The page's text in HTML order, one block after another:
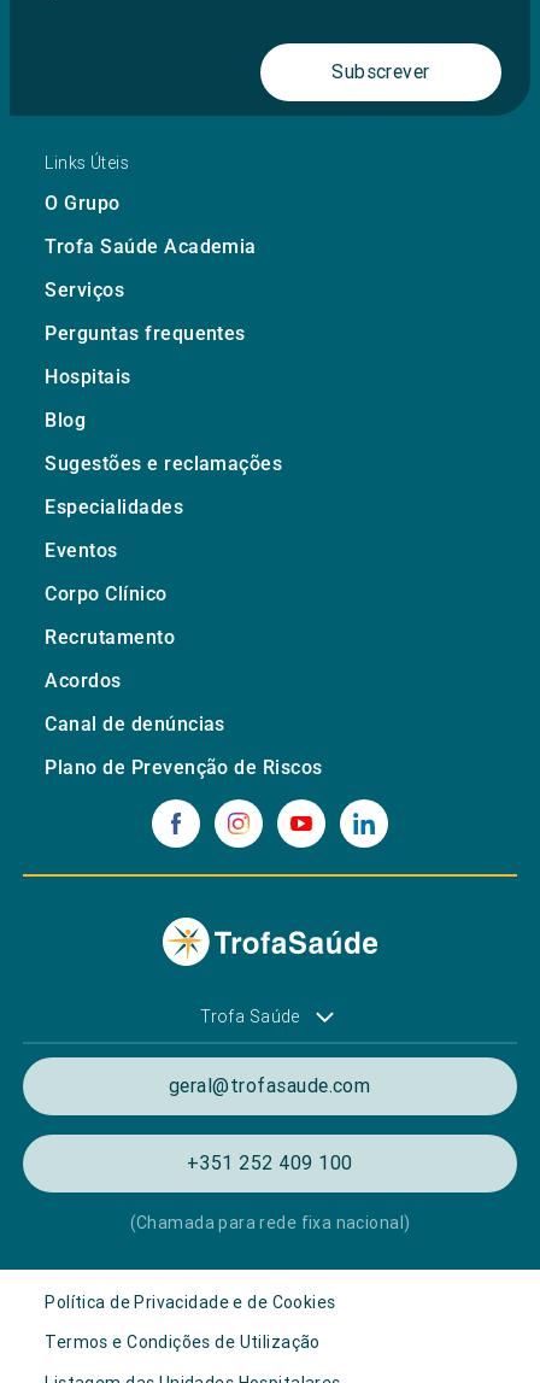
Subscrever
Links Úteis
O Grupo
Trofa Saúde Academia
Serviços
Perguntas frequentes
Hospitais
Blog
Sugestões e reclamações
Especialidades
Eventos
Corpo Clínico
Recrutamento
Acordos
Canal de denúncias
Plano de Prevenção de Riscos
Trofa Saúde
geral@trofasaude.com
+351 252 409 100
(Chamada para rede fixa nacional)
Política de Privacidade e de Cookies
Termos e Condições de Utilização